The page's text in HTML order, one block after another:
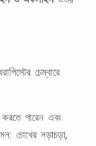
চেম্বারে
করতে পারেন এবং
নড়াচড়া,